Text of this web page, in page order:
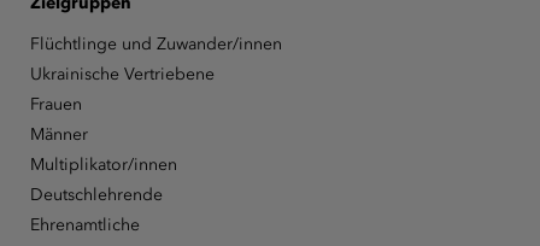
Flüchtlinge und Zuwander/innen
Ukrainische Vertriebene
Frauen
Männer
Multiplikator/innen
Deutschlehrende
Ehrenamtliche